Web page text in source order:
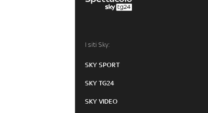
I siti Sky:
SKY SPORT
SKY TG24
SKY VIDEO